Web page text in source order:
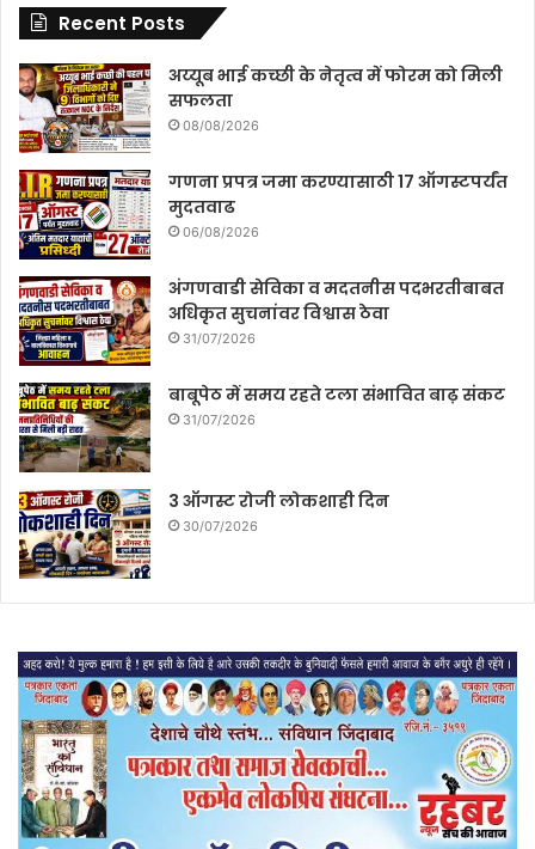
Recent Posts
अय्यूब भाई कच्छी के नेतृत्व में फोरम को मिली
सफलता
08/08/2026
गणना प्रपत्र जमा करण्यासाठी 17 ऑगस्टपर्यंत
मुदतवाढ
06/08/2026
अंगणवाडी सेविका व मदतनीस पदभरतीबाबत
अधिकृत सुचनांवर विश्वास ठेवा
31/07/2026
बाबूपेठ में समय रहते टला संभावित बाढ़ संकट
31/07/2026
3 ऑगस्ट रोजी लोकशाही दिन
30/07/2026